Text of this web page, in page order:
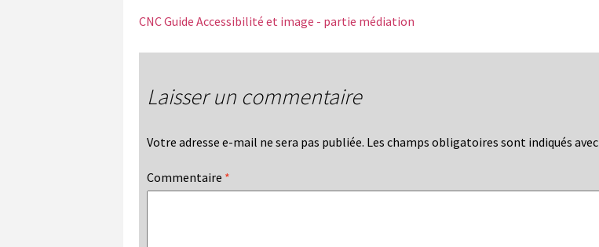
CNC Guide Accessibilité et image - partie médiation
Laisser un commentaire
Votre adresse e-mail ne sera pas publiée. Les champs obligatoires sont indiqués avec
Commentaire *